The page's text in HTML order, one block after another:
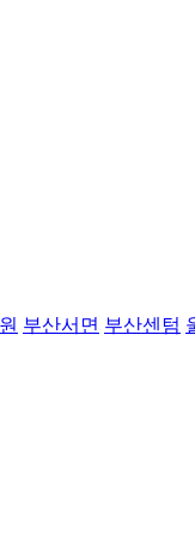
부산서면 부산센텀